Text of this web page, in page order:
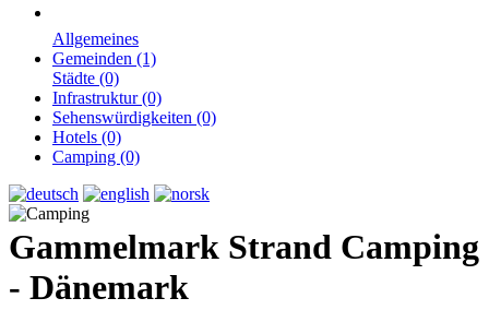
Allgemeines
Gemeinden (1)
Städte (0)
Infrastruktur (0)
Sehenswürdigkeiten (0)
Hotels (0)
Camping (0)
Gammelmark Strand Camping
- Dänemark